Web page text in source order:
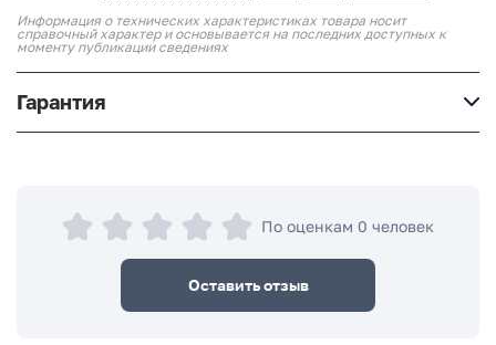
Информация о технических характеристиках товара носит
справочный характер и основывается на последних доступных к
моменту публикации сведениях
Гарантия
По оценкам 0 человек
Оставить отзыв